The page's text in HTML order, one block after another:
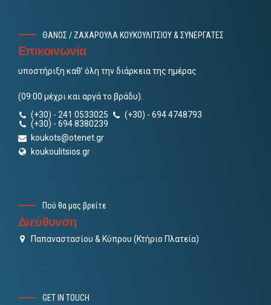
ΘΑΝΟΣ / ΖΑΧΑΡΟΥΛΑ ΚΟΥΚΟΥΛΙΤΣΙΟΥ & ΣΥΝΕΡΓΑΤΕΣ
Επικοινωνία
υποστήριξη καθ’ όλη την διάρκεια της ημέρας
(09:00 μέχρι και αργά το βράδυ).
(+30) - 241 0533025
(+30) - 694 4748793
(+30) - 694 8380239
koukots@otenet.gr
koukoulitsios.gr
Πού θα μας βρείτε
Διεύθυνση
Παπαναστασίου & Κύπρου (Κτήριο Πλατεία)
GET IN TOUCH